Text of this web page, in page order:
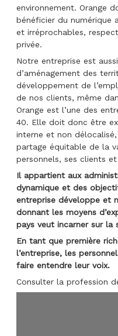
environnement. Orange
bénéficier du numérique
et irréprochables,
privée.
Notre entreprise est
d’aménagement des
développement de
de nos clients, même
Orange est l’une des
40. Elle doit donc être
interne et non
partage équitable de la
personnels, ses clients
Il appartient aux
dynamique et des
entreprise développe et
donnant les moyens
pays veut incarner sur la
En tant que première
l’entreprise, les
faire entendre leur voix.
Consulter la profession